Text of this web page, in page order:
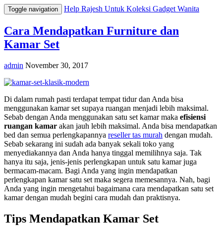
Toggle navigation Help Rajesh Untuk Koleksi Gadget Wanita
Cara Mendapatkan Furniture dan
Kamar Set
admin November 30, 2017
Di dalam rumah pasti terdapat tempat tidur dan Anda bisa
menggunakan kamar set supaya ruangan menjadi lebih maksimal.
Sebab dengan Anda menggunakan satu set kamar maka efisiensi
ruangan kamar akan jauh lebih maksimal. Anda bisa mendapatkan
bed dan semua perlengkapannya reseller tas murah dengan mudah.
Sebab sekarang ini sudah ada banyak sekali toko yang
menyediakannya dan Anda hanya tinggal memilihnya saja. Tak
hanya itu saja, jenis-jenis perlengkapan untuk satu kamar juga
bermacam-macam. Bagi Anda yang ingin mendapatkan
perlengkapan kamar satu set maka segera memesannya. Nah, bagi
Anda yang ingin mengetahui bagaimana cara mendapatkan satu set
kamar dengan mudah begini cara mudah dan praktisnya.
Tips Mendapatkan Kamar Set